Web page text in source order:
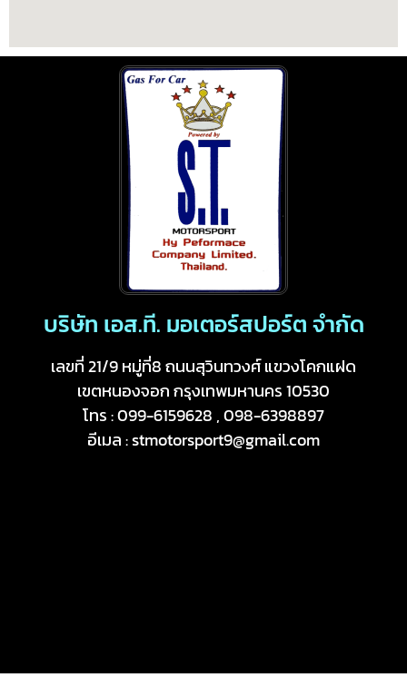
บริษัท เอส.ที. มอเตอร์สปอร์ต จำกัด
เลขที่ 21/9 หมู่ที่8 ถนนสุวินทวงศ์ แขวงโคกแฝด
เขตหนองจอก กรุงเทพมหานคร 10530
โทร : 099-6159628 , 098-6398897
อีเมล : stmotorsport9@gmail.com